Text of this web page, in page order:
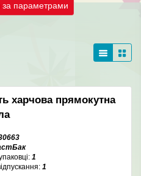
параметрами
харчова прямокутна
1
1